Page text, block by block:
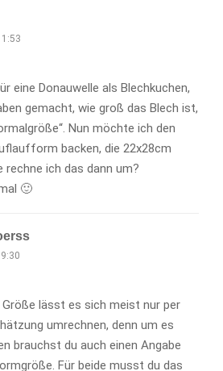
eine Donauwelle als Blechkuchen,
gemacht, wie groß das Blech ist,
Nun möchte ich den
backen, die 22x28cm
rechne ich das dann um?
🙂
Größe lässt es sich meist nur per
umrechnen, denn um es
brauchst du auch einen Angabe
Für beide musst du das